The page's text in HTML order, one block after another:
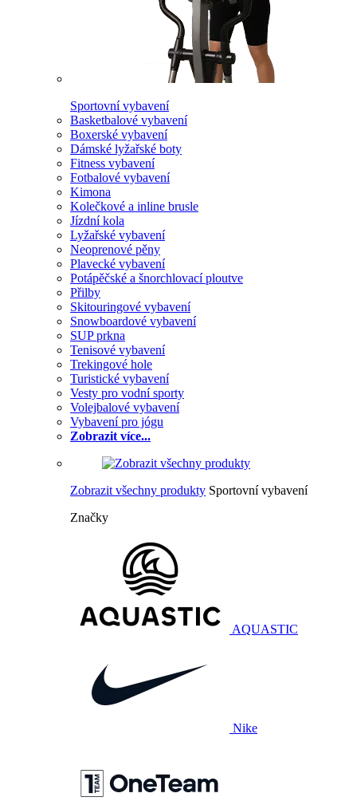
Sportovní vybavení
Basketbalové vybavení
Boxerské vybavení
Dámské lyžařské boty
Fitness vybavení
Fotbalové vybavení
Kimona
Kolečkové a inline brusle
Jízdní kola
Lyžařské vybavení
Neoprenové pěny
Plavecké vybavení
Potápěčské a šnorchlovací ploutve
Přilby
Skitouringové vybavení
Snowboardové vybavení
SUP prkna
Tenisové vybavení
Trekingové hole
Turistické vybavení
Vesty pro vodní sporty
Volejbalové vybavení
Vybavení pro jógu
Zobrazit více...
Zobrazit všechny produkty Sportovní vybavení
Značky
AQUASTIC
Nike